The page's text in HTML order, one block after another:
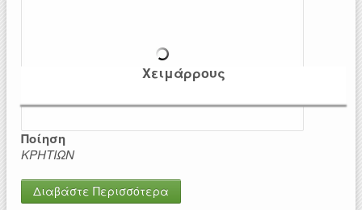
Χειμάρρους
Ποίηση
ΚΡΗΤΙΩΝ
Διαβάστε Περισσότερα